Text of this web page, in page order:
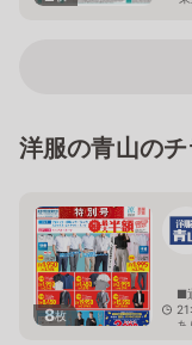
洋服の青山の
8枚
■
あ